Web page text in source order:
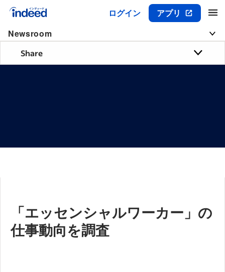
ログイン アプリ
メインコンテンツの開始
Newsroom
Share
「エッセンシャルワーカー」の
仕事動向を調査